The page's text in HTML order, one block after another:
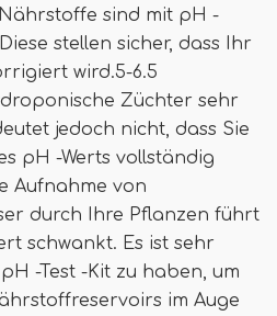
sind mit pH -
stellen sicher, dass Ihr
wird.5-6.5
Züchter sehr
jedoch nicht, dass Sie
pH -Werts vollständig
Aufnahme von
durch Ihre Pflanzen führt
schwankt. Es ist sehr
-Test -Kit zu haben, um
im Auge